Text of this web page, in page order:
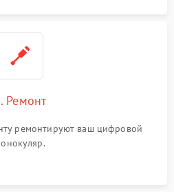
Ремонт
ремонтируют ваш цифровой